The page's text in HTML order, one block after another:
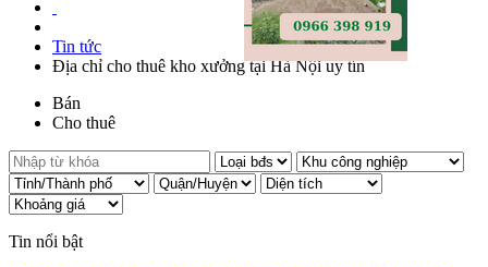
Tin tức
Địa chỉ cho thuê kho xưởng tại Hà Nội uy tín
Bán
Cho thuê
Tin nổi bật